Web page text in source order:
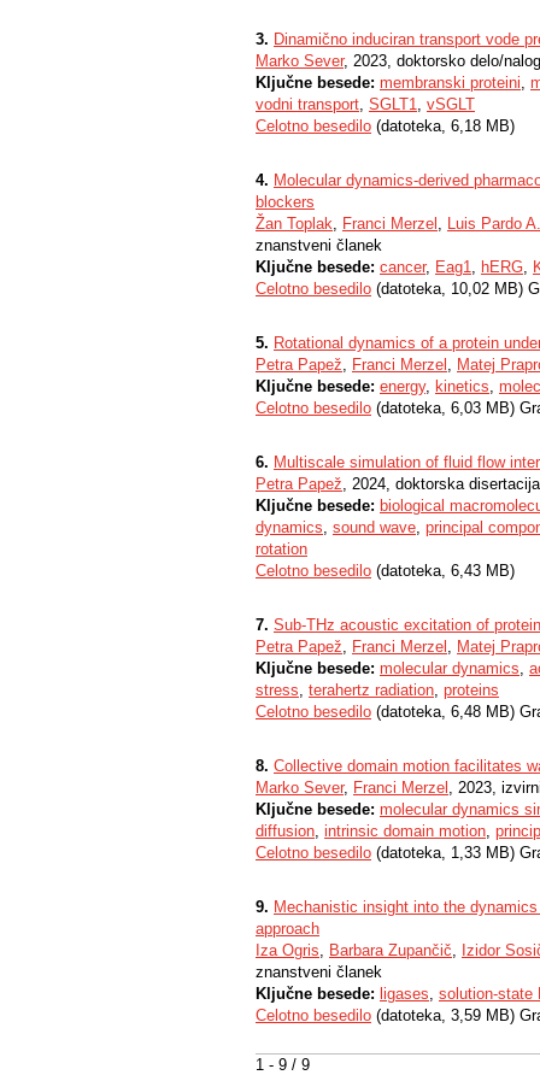
1 - 9 / 9
3. Dinamično induciran transport vode
Marko Sever, 2023, doktorsko delo/
Ključne besede: membranski proteini,
vodni transport, SGLT1, vSGLT
Celotno besedilo (datoteka, 6,18 MB)
4. Molecular dynamics-derived
blockers
Žan Toplak, Franci Merzel , Luis Pardo A.
znanstveni članek
Ključne besede: cancer, Eag1, hERG,
Celotno besedilo (datoteka, 10,02 MB)
5. Rotational dynamics of a protein
Petra Papež, Franci Merzel , Matej
Ključne besede: energy, kinetics,
Celotno besedilo (datoteka, 6,03 MB)
6. Multiscale simulation of fluid flow
Petra Papež, 2024, doktorska disertacija
Ključne besede: biological
dynamics, sound wave, principal
rotation
Celotno besedilo (datoteka, 6,43 MB)
7. Sub-THz acoustic excitation of
Petra Papež, Franci Merzel , Matej
Ključne besede: molecular dynamics,
stress, terahertz radiation, proteins
Celotno besedilo (datoteka, 6,48 MB)
8. Collective domain motion facilitates
Marko Sever, Franci Merzel , 2023,
Ključne besede: molecular dynamics
diffusion, intrinsic domain motion,
Celotno besedilo (datoteka, 1,33 MB)
9. Mechanistic insight into the
approach
Iza Ogris, Barbara Zupančič, Izidor
znanstveni članek
Ključne besede: ligases, solution-state
Celotno besedilo (datoteka, 3,59 MB)